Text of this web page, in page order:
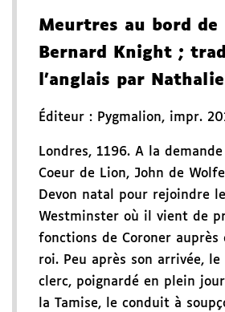
Meurtres au bord de
Bernard Knight ;
l'anglais par
Éditeur : Pygmalion, impr.
Londres, 1196. A la
Coeur de Lion, John de
Devon natal pour rejoindre
Westminster où il vient de
fonctions de Coroner auprès
roi. Peu après son arrivée,
clerc, poignardé en plein
la Tamise, le conduit à